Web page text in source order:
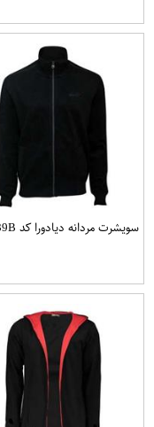
سویشرت مردانه دیادورا کد 158639B